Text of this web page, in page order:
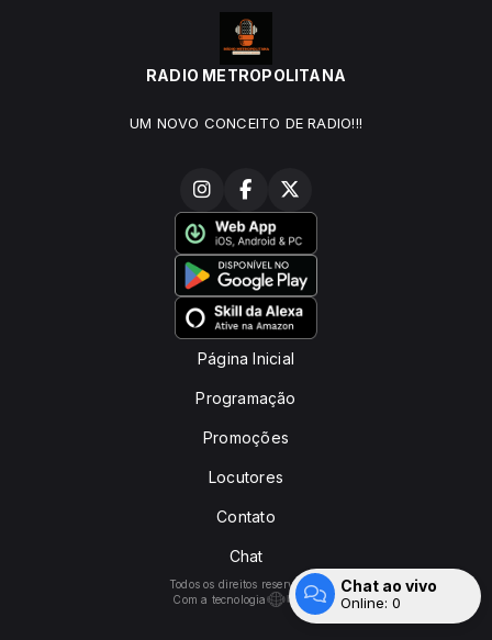
RADIO METROPOLITANA
UM NOVO CONCEITO DE RADIO!!!
Página Inicial
Programação
Promoções
Locutores
Contato
Chat
Todos os direitos reservados.
Com a tecnologia
Chat ao vivo
Online: 0